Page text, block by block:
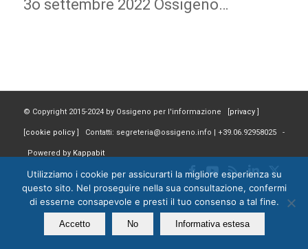
3o settembre 2022 Ossigeno…
© Copyright 2015-2024 by Ossigeno per l'informazione [ privacy
cookie policy ] Contatti: segreteria@ossigeno.info | +39.06.92958025 -
Powered by Kappabit
Utilizziamo i cookie per assicurarti la migliore esperienza su
questo sito. Nel proseguire nella sua consultazione, confermi
di esserne consapevole e presti il tuo consenso a tal fine.
Accetto No Informativa estesa